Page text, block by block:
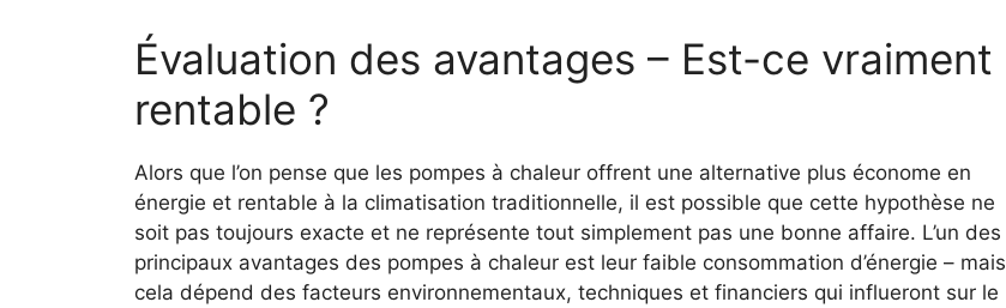
Évaluation des avantages – Est-ce vraiment
rentable ?
Alors que l’on pense que les pompes à chaleur offrent une alternative plus économe en
énergie et rentable à la climatisation traditionnelle, il est possible que cette hypothèse ne
soit pas toujours exacte et ne représente tout simplement pas une bonne affaire. L’un des
principaux avantages des pompes à chaleur est leur faible consommation d’énergie – mais
cela dépend des facteurs environnementaux, techniques et financiers qui influeront sur le